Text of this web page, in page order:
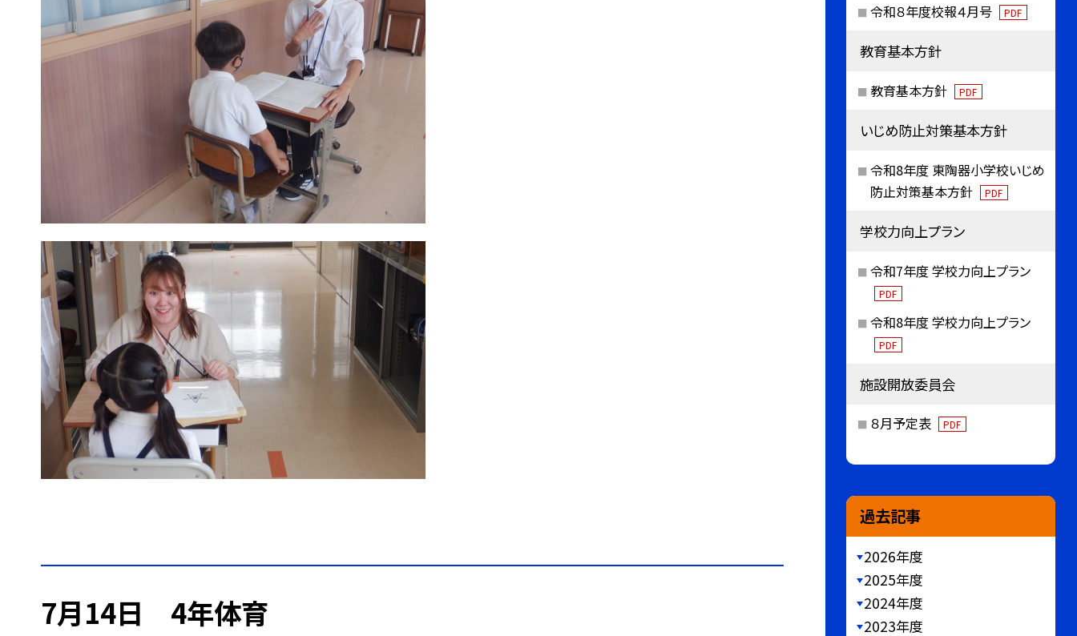
7月14日 4年体育
令和８年度校報４月号 PDF
教育基本方針
教育基本方針 PDF
いじめ防止対策基本方針
令和8年度 東陶器小学校いじめ
防止対策基本方針
PDF
学校力向上プラン
令和7年度 学校力向上プラン
PDF
令和8年度 学校力向上プラン
PDF
施設開放委員会
８月予定表 PDF
過去記事
2026年度
2025年度
2024年度
2023年度